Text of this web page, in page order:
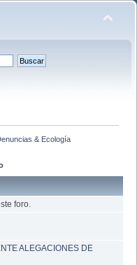
& Ecología
foro.
ALEGACIONES DE